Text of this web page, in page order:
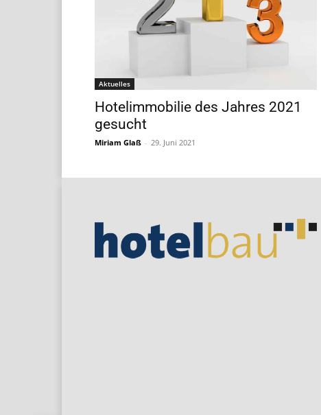
Aktuelles
Hotelimmobilie des Jahres 2021
gesucht
Miriam Glaß - 29. Juni 2021